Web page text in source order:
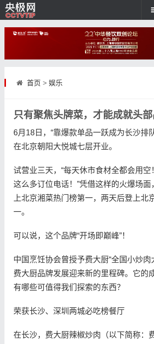
首页 > 娱乐
只有聚焦头牌菜，才能成就头
6月18日，“靠爆款单品一跃成为长沙排
在北京朝阳大悦城七层开业。
试营业三天，“每天休市食材全都会用空
这么多订位电话！”凭借这样的火爆场
上北京湘菜热门榜第一，两天后登上北
一。
可以说，这个品牌“开场即巅峰”！
中国烹饪协会曾授予费大厨“全国小炒肉
费大厨品牌发展迎来新的里程碑。它的
有哪些可值得我们探索的东西？
荣获长沙、深圳两城必吃榜餐厅
在长沙，费大厨辣椒炒肉（以下简称：